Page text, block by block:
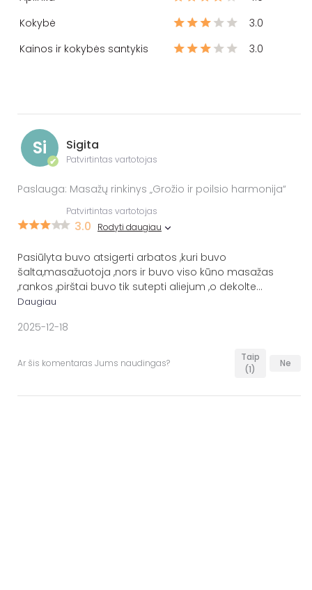
Kokybė
3.0
Kainos ir kokybės santykis
3.0
Si
✔
Sigita
Patvirtintas vartotojas
Paslauga: Masažų rinkinys „Grožio ir poilsio harmonija“
Patvirtintas vartotojas
3.0 Rodyti daugiau
Pasiūlyta buvo atsigerti arbatos ,kuri buvo
šalta,masažuotoja ,nors ir buvo viso kūno masažas
,rankos ,pirštai buvo tik sutepti aliejum ,o dekolte...
Daugiau
2025-12-18
Ar šis komentaras Jums naudingas?
Taip
(1)
Ne